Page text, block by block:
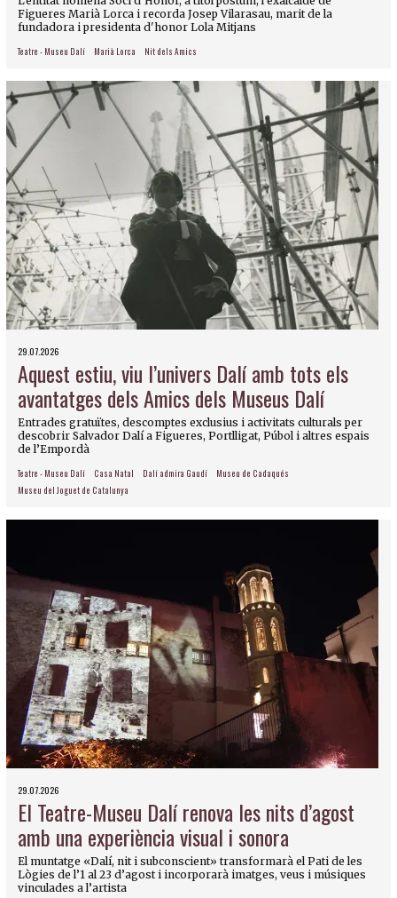
Figueres Marià Lorca i recorda Josep Vilarasau, marit de la
fundadora i presidenta d'honor Lola Mitjans
Teatre - Museu Dalí Marià Lorca Nit dels Amics
29.07.2026
Aquest estiu, viu l’univers Dalí amb tots els
avantatges dels Amics dels Museus Dalí
Entrades gratuïtes, descomptes exclusius i activitats culturals per
descobrir Salvador Dalí a Figueres, Portlligat, Púbol i altres espais
de l’Empordà
Teatre - Museu Dalí Casa Natal Dalí admira Gaudí
Museu de Cadaqués
Museu del Joguet de Catalunya
29.07.2026
El Teatre-Museu Dalí renova les nits d’agost
amb una experiència visual i sonora
El muntatge «Dalí, nit i subconscient» transformarà el Pati de les
Lògies de l’1 al 23 d’agost i incorporarà imatges, veus i músiques
vinculades a l’artista